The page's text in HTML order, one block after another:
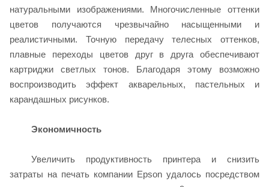
натуральными изображениями. Многочисленные оттенки
цветов получаются чрезвычайно насыщенными и
реалистичными. Точную передачу телесных оттенков,
плавные переходы цветов друг в друга обеспечивают
картриджи светлых тонов. Благодаря этому возможно
воспроизводить эффект акварельных, пастельных и
карандашных рисунков.
Экономичность
Увеличить продуктивность принтера и снизить
затраты на печать компании Epson удалось посредством